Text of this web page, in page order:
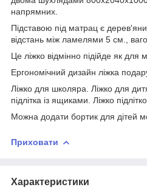
напрямних.
Підставою під матрац є
відстань між ламелями 5 см.,
Це ліжко відмінно підійде як для
Ергономічний дизайн ліжка
Ліжко для школяра. Ліжко для
підлітка із ящиками. Ліжко
Можна додати бортик для дітей
Приховати
Характеристики